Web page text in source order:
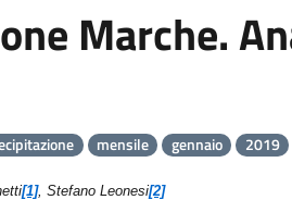
Marche.
mensile gennaio 2019
[1], Stefano Leonesi[2]